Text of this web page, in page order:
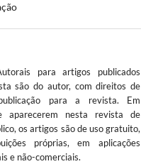
para artigos publicados
são do autor, com direitos de
para a revista. Em
aparecerem nesta revista de
os artigos são de uso gratuito,
próprias, em aplicações
e não-comerciais.